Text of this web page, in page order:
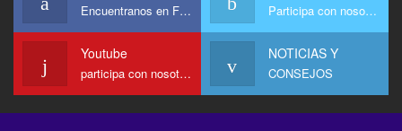
Encuentranos en Facebook Participa con nosotros
Youtube
participa con nosotros en Youtube
NOTICIAS Y
CONSEJOS